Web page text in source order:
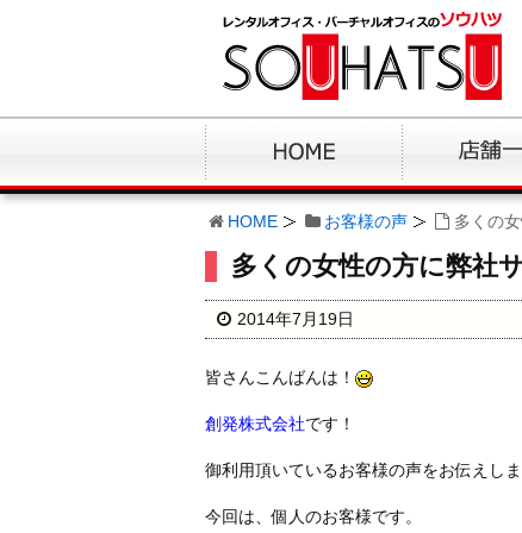
HOME お客様の声 多くの
多くの女性の方に弊社
2014年7月19日
皆さんこんばんは！
創発株式会社です！
御利用頂いているお客様の声をお伝えしま
今回は、個人のお客様です。